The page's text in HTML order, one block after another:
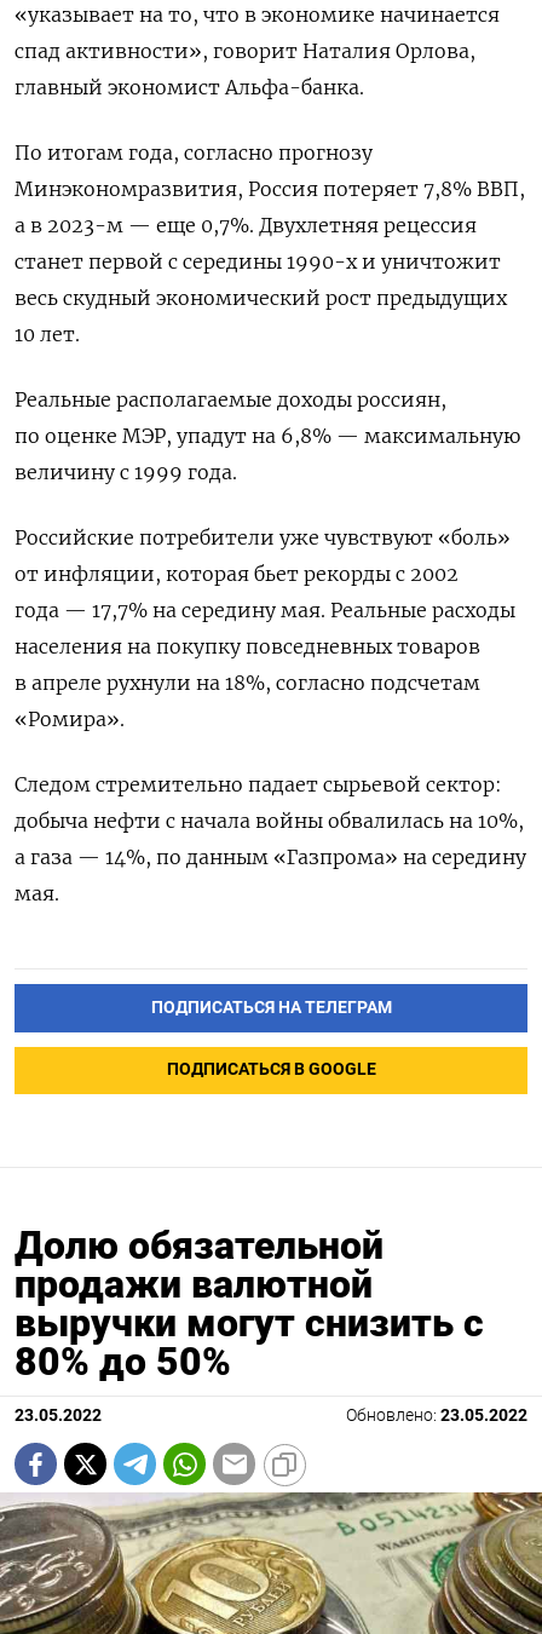
«указывает на то, что в экономике начинается
спад активности», говорит Наталия Орлова,
главный экономист Альфа-банка.
По итогам года, согласно прогнозу
Минэкономразвития, Россия потеряет 7,8% ВВП,
а в 2023-м — еще 0,7%. Двухлетняя рецессия
станет первой с середины 1990-х и уничтожит
весь скудный экономический рост предыдущих
10 лет.
Реальные располагаемые доходы россиян,
по оценке МЭР, упадут на 6,8% — максимальную
величину с 1999 года.
Российские потребители уже чувствуют «боль»
от инфляции, которая бьет рекорды с 2002
года — 17,7% на середину мая. Реальные расходы
населения на покупку повседневных товаров
в апреле рухнули на 18%, согласно подсчетам
«Ромира».
Следом стремительно падает сырьевой сектор:
добыча нефти с начала войны обвалилась на 10%,
а газа — 14%, по данным «Газпрома» на середину
мая.
ПОДПИСАТЬСЯ НА ТЕЛЕГРАМ
ПОДПИСАТЬСЯ В GOOGLE
Долю обязательной
продажи валютной
выручки могут снизить с
80% до 50%
23.05.2022 Обновлено: 23.05.2022